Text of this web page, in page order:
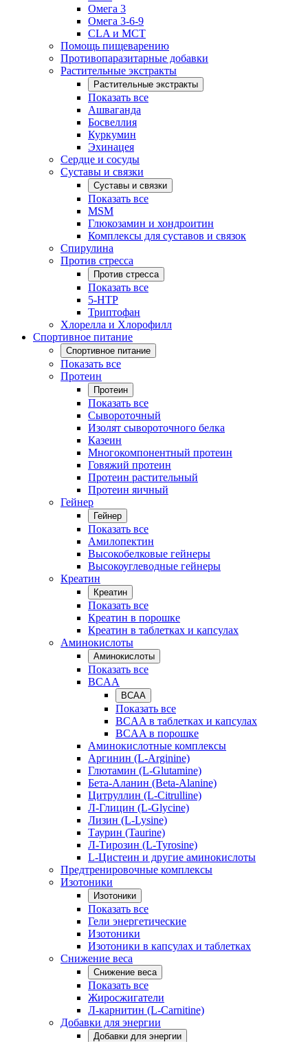
Омега 3
Омега 3-6-9
CLA и MCT
Помощь пищеварению
Противопаразитарные добавки
Растительные экстракты
Растительные экстракты
Показать все
Ашваганда
Босвеллия
Куркумин
Эхинацея
Сердце и сосуды
Суставы и связки
Суставы и связки
Показать все
MSM
Глюкозамин и хондроитин
Комплексы для суставов и связок
Спирулина
Против стресса
Против стресса
Показать все
5-HTP
Триптофан
Хлорелла и Хлорофилл
Спортивное питание
Спортивное питание
Показать все
Протеин
Протеин
Показать все
Сывороточный
Изолят сывороточного белка
Казеин
Многокомпонентный протеин
Говяжий протеин
Протеин растительный
Протеин яичный
Гейнер
Гейнер
Показать все
Амилопектин
Высокобелковые гейнеры
Высокоуглеводные гейнеры
Креатин
Креатин
Показать все
Креатин в порошке
Креатин в таблетках и капсулах
Аминокислоты
Аминокислоты
Показать все
BCAA
BCAA
Показать все
BCAA в таблетках и капсулах
BCAA в порошке
Аминокислотные комплексы
Аргинин (L-Arginine)
Глютамин (L-Glutamine)
Бета-Аланин (Beta-Alanine)
Цитруллин (L-Citrulline)
Л-Глицин (L-Glycine)
Лизин (L-Lysine)
Таурин (Taurine)
Л-Тирозин (L-Tyrosine)
L-Цистеин и другие аминокислоты
Предтренировочные комплексы
Изотоники
Изотоники
Показать все
Гели энергетические
Изотоники
Изотоники в капсулах и таблетках
Снижение веса
Снижение веса
Показать все
Жиросжигатели
Л-карнитин (L-Carnitine)
Добавки для энергии
Добавки для энергии